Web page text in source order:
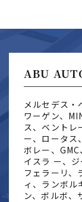
ABU
メルセデス・
ワーゲン、
ス、ベントレ
ー、ロータス
ボレー、
イスラ ー、
フェラーリ、
ィ、ランボル
ン、ボルボ